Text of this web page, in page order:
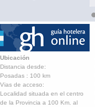
Ubicación
Distancia desde:
Posadas : 100 km
Vias de acceso:
Localidad situada en el centro
de la Provincia a 100 Km. al